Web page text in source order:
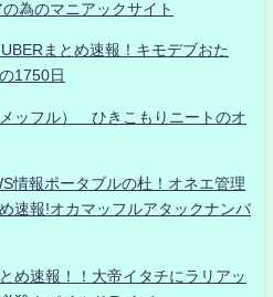
為のマニアックサイト
まとめ速報！キモデブおた
1750日
ッフル） ひきこもりニートのオ
情報ポータブルの杜！オネエ管理
速報!オカマッフルアタックナンバ
め速報！！大帝イタチにラリアッ